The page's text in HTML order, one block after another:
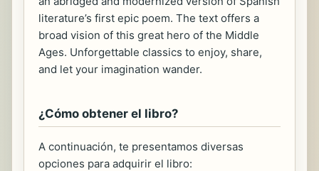
literature’s first epic poem. The text offers a
broad vision of this great hero of the Middle
Ages. Unforgettable classics to enjoy, share,
and let your imagination wander.
¿Cómo obtener el libro?
A continuación, te presentamos diversas
opciones para adquirir el libro: